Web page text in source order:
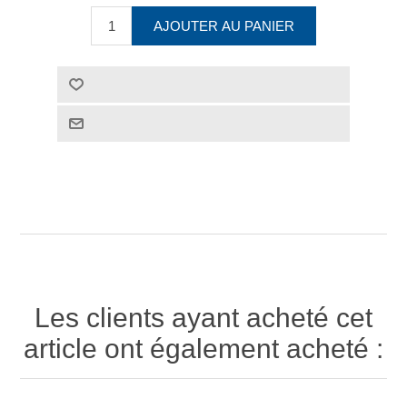
Les clients ayant acheté cet
article ont également acheté :